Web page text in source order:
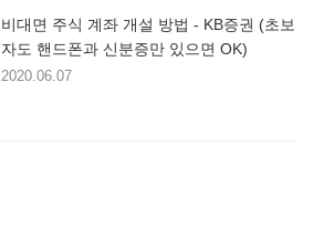
비대면 주식 계좌 개설 방법 - KB증권 (초보
자도 핸드폰과 신분증만 있으면 OK)
2020.06.07